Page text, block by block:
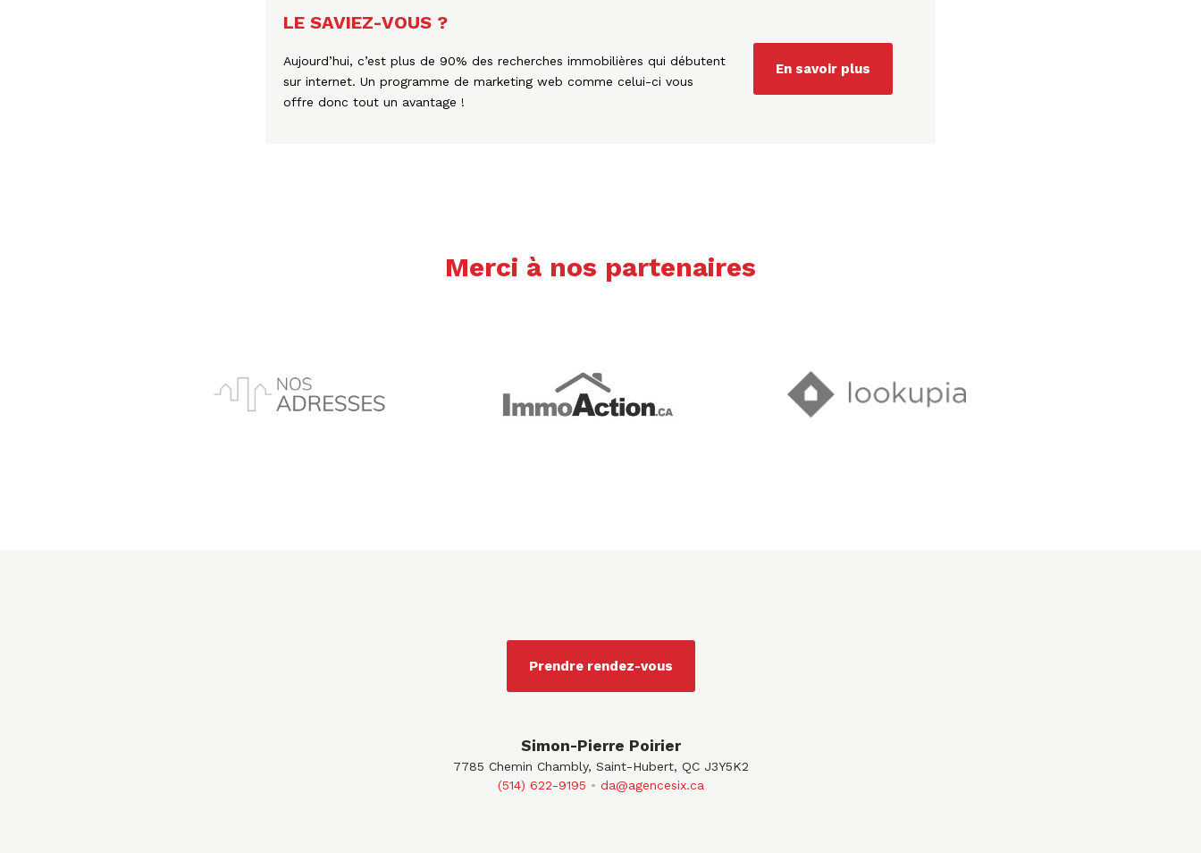
LE SAVIEZ-VOUS ?
Aujourd’hui, c’est plus de 90% des recherches immobilières qui débutent
sur internet. Un programme de marketing web comme celui-ci vous
offre donc tout un avantage !
En savoir plus
Merci à nos partenaires
Prendre rendez-vous
Simon-Pierre Poirier
7785 Chemin Chambly, Saint-Hubert, QC J3Y5K2
(514) 622-9195
da@agencesix.ca